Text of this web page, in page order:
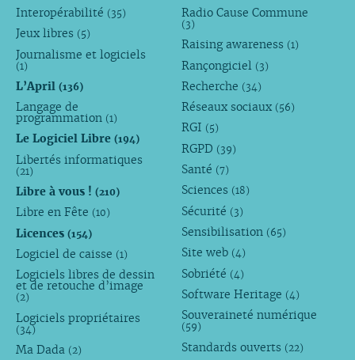
Interopérabilité (35)
Jeux libres (5)
Journalisme et logiciels
(1)
L’April (136)
Langage de
programmation (1)
Le Logiciel Libre (194)
Libertés informatiques
(21)
Libre à vous ! (210)
Libre en Fête (10)
Licences (154)
Logiciel de caisse (1)
Logiciels libres de dessin
et de retouche d’image
(2)
Logiciels propriétaires
(34)
Ma Dada (2)
Radio Cause Commune
(3)
Raising awareness (1)
Rançongiciel (3)
Recherche (34)
Réseaux sociaux (56)
RGI (5)
RGPD (39)
Santé (7)
Sciences (18)
Sécurité (3)
Sensibilisation (65)
Site web (4)
Sobriété (4)
Software Heritage (4)
Souveraineté numérique
(59)
Standards ouverts (22)